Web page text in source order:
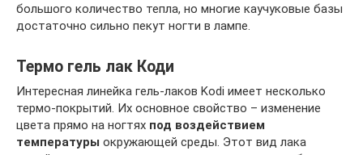
большого количество тепла, но многие каучуковые базы
достаточно сильно пекут ногти в лампе.
Термо гель лак Коди
Интересная линейка гель-лаков Kodi имеет несколько
термо-покрытий. Их основное свойство – изменение
цвета прямо на ногтях под воздействием
температуры окружающей среды. Этот вид лака